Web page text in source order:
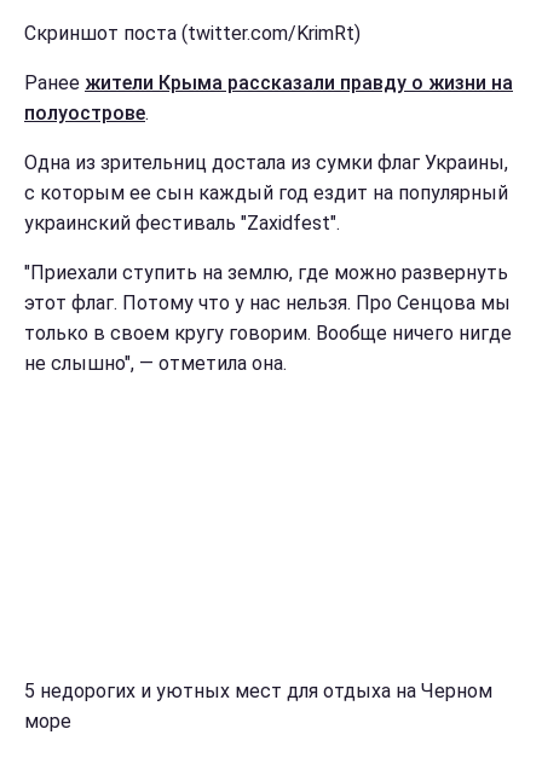
Скриншот поста (twitter.com/KrimRt)
Ранее жители Крыма рассказали правду о жизни на
полуострове.
Одна из зрительниц достала из сумки флаг Украины,
с которым ее сын каждый год ездит на популярный
украинский фестиваль "Zaxidfest".
"Приехали ступить на землю, где можно развернуть
этот флаг. Потому что у нас нельзя. Про Сенцова мы
только в своем кругу говорим. Вообще ничего нигде
не слышно", — отметила она.
5 недорогих и уютных мест для отдыха на Черном
море